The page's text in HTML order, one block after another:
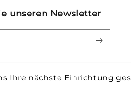
unseren Newsletter
Ihre nächste Einrichtung